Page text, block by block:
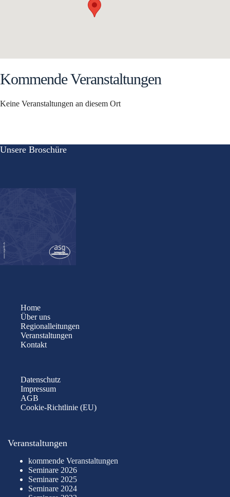
Kommende Veranstaltungen
Keine Veranstaltungen an diesem Ort
Unsere Broschüre
Home
Über uns
Regionalleitungen
Veranstaltungen
Kontakt
Datenschutz
Impressum
AGB
Cookie-Richtlinie (EU)
Veranstaltungen
kommende Veranstaltungen
Seminare 2026
Seminare 2025
Seminare 2024